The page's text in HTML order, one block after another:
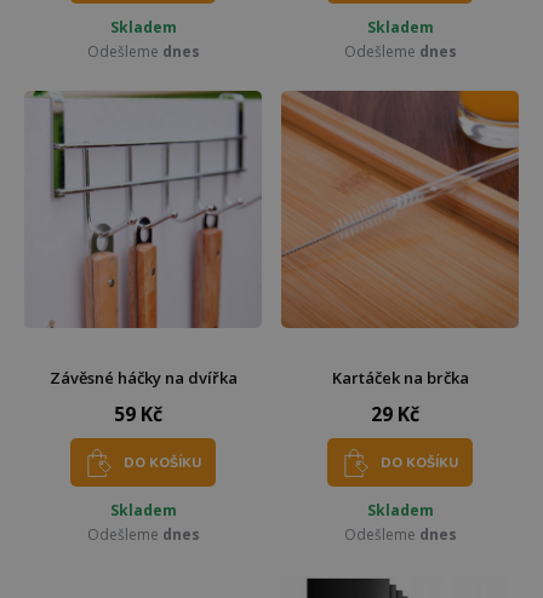
Skladem
Odešleme dnes
Skladem
Odešleme dnes
Závěsné háčky na dvířka
59 Kč
DO KOŠÍKU
Skladem
Odešleme dnes
Kartáček na brčka
29 Kč
DO KOŠÍKU
Skladem
Odešleme dnes